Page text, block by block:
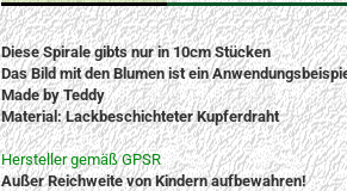
Diese Spirale gibts nur in 10cm Stücken
Das Bild mit den Blumen ist ein
Made by Teddy
Material: Lackbeschichteter Kupferdraht
Hersteller gemäß GPSR
Außer Reichweite von Kindern aufbewahren!